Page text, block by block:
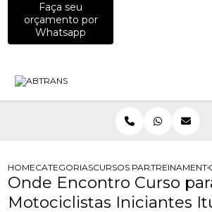
Faça seu
orçamento por
Whatsapp
HOMECATEGORIASCURSOS PARA
Onde Encontro Curso
Motociclistas Iniciantes